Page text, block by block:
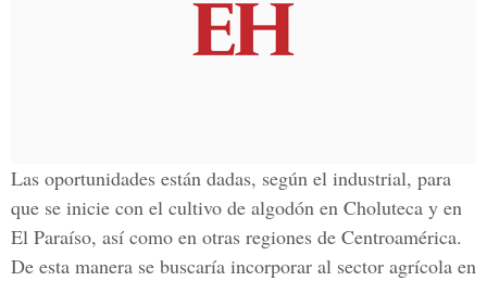
Las oportunidades están dadas, según el industrial, para
que se inicie con el cultivo de algodón en Choluteca y en
El Paraíso, así como en otras regiones de Centroamérica.
De esta manera se buscaría incorporar al sector agrícola en